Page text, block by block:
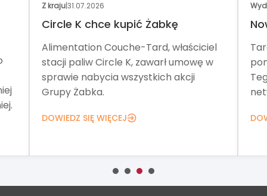
Z kraju31.07.2026
Circle K chce kupić Żabkę
Alimentation Couche-Tard, właściciel
stacji paliw Circle K, zawarł umowę w
sprawie nabycia wszystkich akcji
Grupy Żabka.
DOWIEDZ SIĘ WIĘCEJ